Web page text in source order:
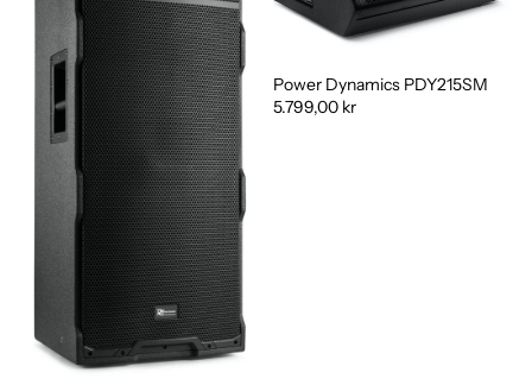
Power Dynamics PDY215SM
5.799,00 kr